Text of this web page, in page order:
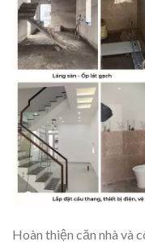
Hoàn thiện căn nhà và